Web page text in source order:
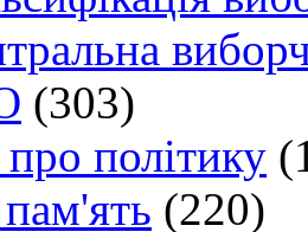
(303)
політику
(220)